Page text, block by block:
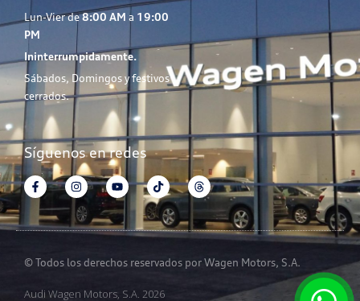
Lun-Vier de8:00 AM a 19:00
PM
Ininterrumpidamente.
Sábados, Domingos y festivos
cerrados.
Síguenos en redes
© Todos los derechos reservados por Wagen Motors, S.A.
Audi Wagen Motors, S.A. 2026